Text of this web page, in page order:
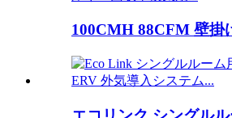
100CMH 88CFM 壁掛